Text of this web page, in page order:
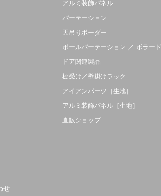
アルミ装飾パネル
パーテーション
天吊りボーダー
ポールパーテーション ／ ボラード
ドア関連製品
棚受け／壁掛けラック
アイアンパーツ［生地］
アルミ装飾パネル［生地］
直販ショップ
せ